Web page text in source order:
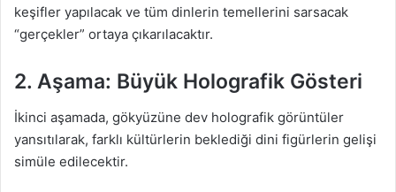
keşifler yapılacak ve tüm dinlerin temellerini sarsacak
“gerçekler” ortaya çıkarılacaktır.
2. Aşama: Büyük Holografik Gösteri
İkinci aşamada, gökyüzüne dev holografik görüntüler
yansıtılarak, farklı kültürlerin beklediği dini figürlerin gelişi
simüle edilecektir.